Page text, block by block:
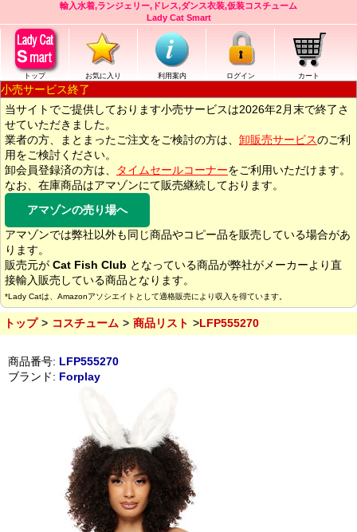
輸入水着,ランジェリー,ドレス,ダンス衣装,仮装コスチューム
Lady Cat Smart
トップ お気に入り 利用案内 ログイン カート
小売サービス終了
当サイトでご提供しております小売サービスは2026年2月末で終了さ
せていただきました。
業者の方、まとまったご注文をご検討の方は、 卸販売サービスのご利
用をご検討ください。
卸会員登録済の方は、
タイムセールコーナーをご利用いただけます。
なお、在庫商品はアマゾンにて販売継続しております。
アマゾンの売り場へ
アマゾンでは弊社以外も同じ商品やコピー品を販売している場合があ
ります。
販売元が Cat Fish Club となっている商品が弊社がメーカーより直
接輸入販売している商品となります。
*Lady Catは、Amazonアソシエイトとして適格販売により収入を得ています。
トップ コスチューム 商品リスト LFP555270
商品番号: LFP555270
ブランド: Forplay